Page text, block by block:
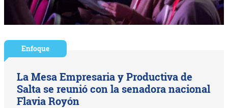
Enfoque
La Mesa Empresaria y Productiva de
Salta se reunió con la senadora nacional
Flavia Royón